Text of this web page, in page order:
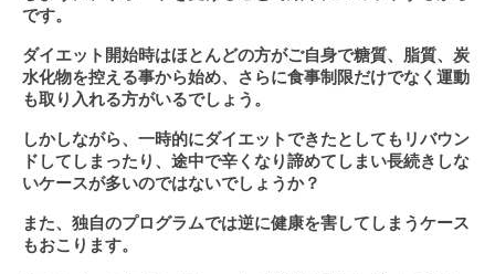
です。
ダイエット開始時はほとんどの方がご自身で糖質、脂質、炭
水化物を控える事から始め、さらに食事制限だけでなく運動
も取り入れる方がいるでしょう。
しかしながら、一時的にダイエットできたとしてもリバウン
ドしてしまったり、途中で辛くなり諦めてしまい長続きしな
いケースが多いのではないでしょうか？
また、独自のプログラムでは逆に健康を害してしまうケース
もおこります。